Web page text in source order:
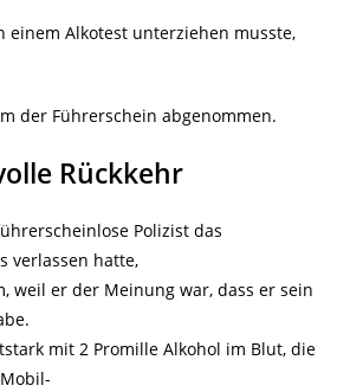
einem Alkotest unterziehen musste,
der Führerschein abgenommen.
Rückkehr
Polizist das
verlassen hatte,
weil er der Meinung war, dass er sein
mit 2 Promille Alkohol im Blut, die